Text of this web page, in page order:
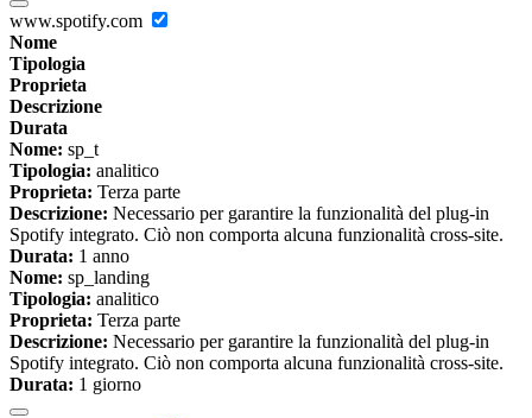
www.spotify.com
Nome
Tipologia
Proprieta
Descrizione
Durata
Nome: sp_t
Tipologia: analitico
Proprieta: Terza parte
Descrizione: Necessario per garantire la funzionalità del plug-in
Spotify integrato. Ciò non comporta alcuna funzionalità cross-site.
Durata: 1 anno
Nome: sp_landing
Tipologia: analitico
Proprieta: Terza parte
Descrizione: Necessario per garantire la funzionalità del plug-in
Spotify integrato. Ciò non comporta alcuna funzionalità cross-site.
Durata: 1 giorno